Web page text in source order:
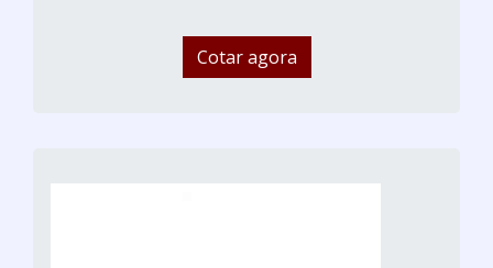
Cotar agora